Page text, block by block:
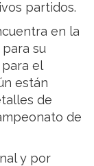
partidos.
en la
su
el
están
de
de
y por